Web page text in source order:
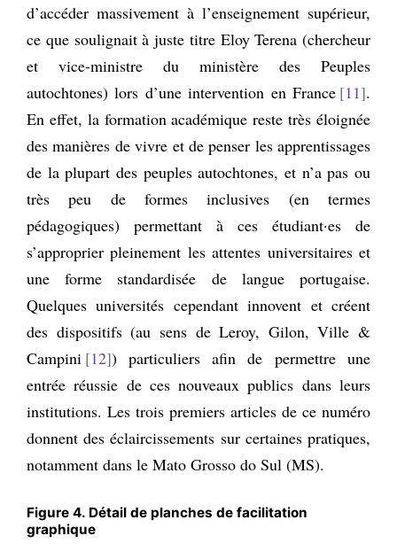
d’accéder massivement à l’enseignement supérieur,
ce que soulignait à juste titre Eloy Terena (chercheur
et vice-ministre du ministère des Peuples
autochtones) lors d’une intervention en France 11 .
En effet, la formation académique reste très éloignée
des manières de vivre et de penser les apprentissages
de la plupart des peuples autochtones, et n’a pas ou
très peu de formes inclusives (en termes
pédagogiques) permettant à ces étudiant·es de
s’approprier pleinement les attentes universitaires et
une forme standardisée de langue portugaise.
Quelques universités cependant innovent et créent
des dispositifs (au sens de Leroy, Gilon, Ville &
Campini 12 ) particuliers afin de permettre une
entrée réussie de ces nouveaux publics dans leurs
institutions. Les trois premiers articles de ce numéro
donnent des éclaircissements sur certaines pratiques,
notamment dans le Mato Grosso do Sul (MS).
Figure 4. Détail de planches de facilitation
graphique